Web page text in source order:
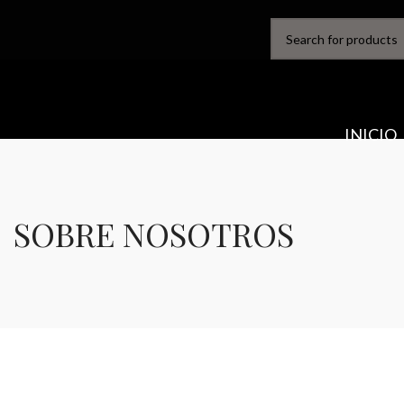
INICIO
SOBRE NOSOTROS